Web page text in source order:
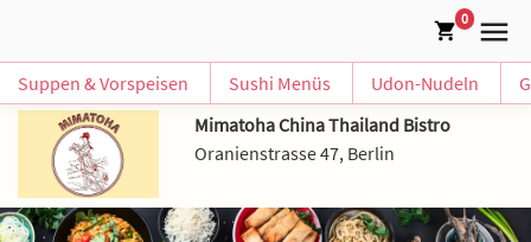
0
Suppen & Vorspeisen Sushi Menüs Udon-Nudeln
Mimatoha China Thailand Bistro
Oranienstrasse 47, Berlin